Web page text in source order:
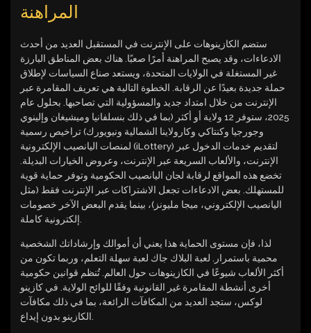
المراهنة
ستضم الكازينوهات على الإنترنت في المستقبل العديد من أحدث
الادعاءات، وقد يصبح المراهنة أمرًا صعبًا. هناك بعض المناطق البارزة
غير المستغلة في الولايات المتحدة، ويستعد صناع السياسات لإطلاق
حملة جديدة بعيدًا عن الرقابة. الخطوة التالية هي تعريف المقامرة عبر
الإنترنت من خلال امتداد جديد والمسؤولية التي تصاحبها. بحلول عام
2025، ستوفر 12 ولاية أو أكثر (بما في ذلك بنسلفانيا وميشيغان وإلينوي
وجورجيا وكنتاكي وكارولاينا الشمالية ونيويورك) تراخيص رسمية
لمنصات اليانصيب الإلكترونية (iLottery) لتقديم خدمات الدخول عبر
الإنترنت، والألعاب السريعة عبر الإنترنت، وعروض الخيارات البديلة.
تخضع هذه المواقع لرقابة لجان اليانصيب الحكومية وتوفر حماية قوية
للمستهلك. بعض الادعاءات تجعل الاشتراكات عبر الإنترنت فقط (مثل
اليانصيب الإلكتروني، ميجا مليونز)، بينما يقدم البعض الآخر خصومات
لذا، فإن مستوى الحماية هذا يعني أن أموالك وإرشاداتك الشخصية
محمية باستمرار. لعبة البلاك جاك لعبة سهلة التعلم، وربما تكون من
أكثر الألعاب شيوعًا في الكازينوهات حول العالم. تُنظم قوانين حكومية
أخرى أنشطة المقامرة غير القانونية وفقًا للوائح الولاية. في كازينو
لوكس، ستجد العديد من المكافآت الرائعة، بما في ذلك مكافآت